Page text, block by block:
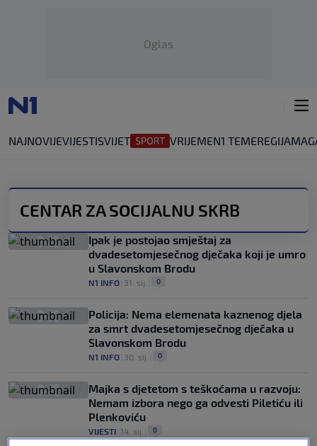
Oglas
NAJNOVIJEVIJESTISVIJET VRIJEMEN1 TEMEREGIJA
CENTAR ZA SOCIJALNU SKRB
Ipak je postojao smještaj za
dvadesetomjesečnog dječaka koji je umro
u Slavonskom Brodu
N1 INFO 31. sij. 0
Policija: Nema elemenata kaznenog djela
za smrt dvadesetomjesečnog dječaka u
Slavonskom Brodu
N1 INFO 30. sij. 0
Majka s djetetom s teškoćama u razvoju:
Nemam izbora nego ga odvesti Piletiću ili
Plenkoviću
VIJESTI 14. sij. 0